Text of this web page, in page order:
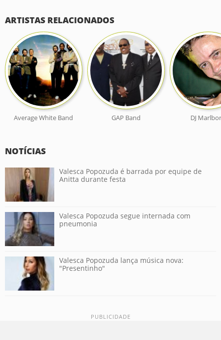
ARTISTAS RELACIONADOS
Average White Band GAP Band DJ
NOTÍCIAS
Valesca Popozuda é barrada por equipe de
Anitta durante festa
Valesca Popozuda segue internada com
pneumonia
Valesca Popozuda lança música nova:
"Presentinho"